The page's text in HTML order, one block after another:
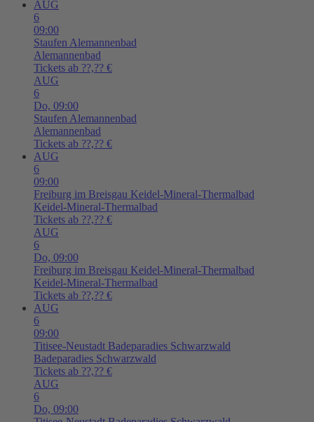
AUG
6
09:00
Staufen Alemannenbad
Alemannenbad
Tickets ab ??,?? €
AUG
6
Do, 09:00
Staufen Alemannenbad
Alemannenbad
Tickets ab ??,?? €
AUG
6
09:00
Freiburg im Breisgau Keidel-Mineral-Thermalbad
Keidel-Mineral-Thermalbad
Tickets ab ??,?? €
AUG
6
Do, 09:00
Freiburg im Breisgau Keidel-Mineral-Thermalbad
Keidel-Mineral-Thermalbad
Tickets ab ??,?? €
AUG
6
09:00
Titisee-Neustadt Badeparadies Schwarzwald
Badeparadies Schwarzwald
Tickets ab ??,?? €
AUG
6
Do, 09:00